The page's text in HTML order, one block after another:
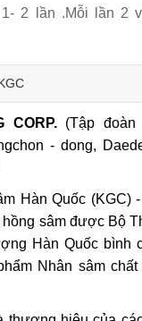
2 lần .Mỗi lần 2
CORP. (Tập
- dong,
Hàn Quốc (KGC)
sâm được Bộ
Hàn Quốc bình
Nhân sâm